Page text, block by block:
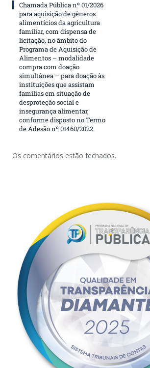
Chamada Pública nº 01/2026
para aquisição de gêneros
alimentícios da agricultura
familiar, com dispensa de
licitação, no âmbito do
Programa de Aquisição de
Alimentos – modalidade
compra com doação
simultânea – para doação às
instituições que assistam
famílias em situação de
desproteção social e
insegurança alimentar,
conforme disposto no Termo
de Adesão nº 01460/2022.
Os comentários estão fechados.